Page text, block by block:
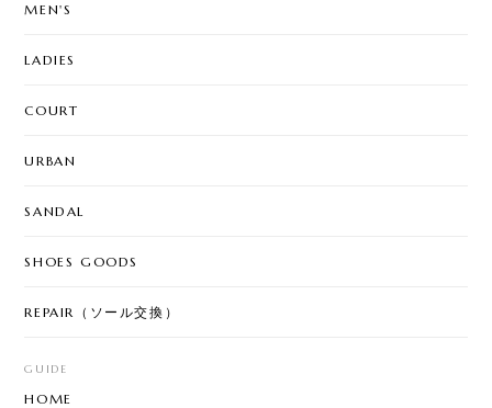
MEN'S
LADIES
COURT
URBAN
SANDAL
SHOES GOODS
REPAIR（ソール交換）
GUIDE
HOME